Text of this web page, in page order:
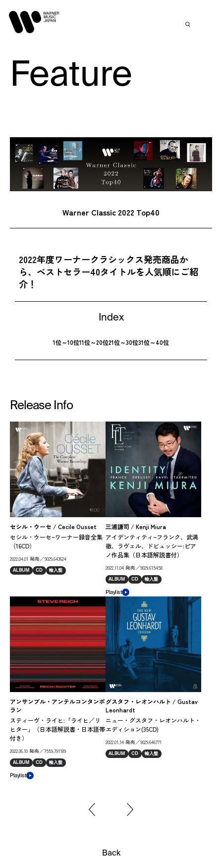
Feature
Warner Classic 2022 Top40
2022年度ワーナークラシックス発売商品か
ら、ベストセラー40タイトルを人気順にご紹
介！
Index
1位～10位11位～20位21位～30位31位～40位
Release Info
セシル・ウーセ / Cecile Ousset
セシル・ウーセ~ワーナー録音全集
（16CD）
2022.04.01 発売／9029.643624
ALBUM CD 輸入盤
三浦謙司 / Kenji Miura
アイデンティティ~フランク、武満
徹、ラヴェル、ドビュッシー:ピア
ノ作品集（日本語解説書付）
2022.11.04 発売／9029.615458
ALBUM CD 輸入盤
Playlist
アンサンブル・アンテルコンタンポ
ラン
スティーヴ・ライヒ:「ライヒ／リ
ヒター」（日本語解説書・日本語帯
付き）
2022.06.10 発売／7559.791189
ALBUM CD 輸入盤
Playlist
グスタフ・レオンハルト / Gustav
Leonhardt
ニュー・グスタフ・レオンハルト・
エディション(35CD)
2022.01.14 発売／9029.646771
ALBUM CD 輸入盤
Back